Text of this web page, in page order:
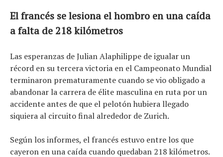
El francés se lesiona el hombro en una caída
a falta de 218 kilómetros
Las esperanzas de Julian Alaphilippe de igualar un
récord en su tercera victoria en el Campeonato Mundial
terminaron prematuramente cuando se vio obligado a
abandonar la carrera de élite masculina en ruta por un
accidente antes de que el pelotón hubiera llegado
siquiera al circuito final alrededor de Zurich.
Según los informes, el francés estuvo entre los que
cayeron en una caída cuando quedaban 218 kilómetros.
El equipo